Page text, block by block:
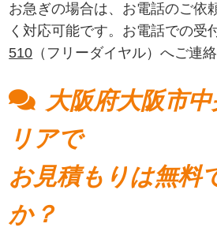
お急ぎの場合は、お電話のご依
く対応可能です。お電話での受
510 （フリーダイヤル）へご連
大阪府大阪市
リアで
お見積もりは無料
か？